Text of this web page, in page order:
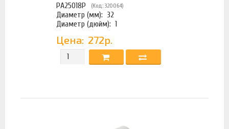
PA25018P (Код: 320064)
Диаметр (мм): 32
Диаметр (дюйм): 1
Цена: 272р.